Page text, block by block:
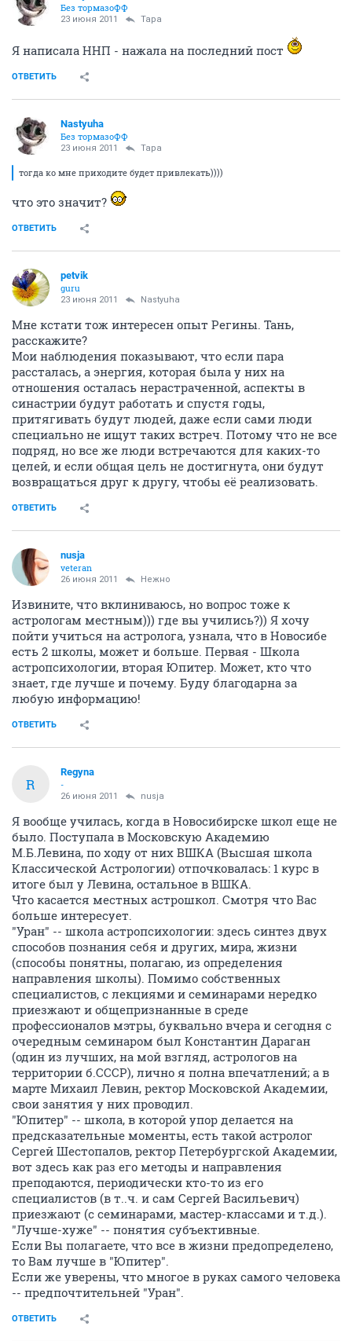
Без тормазоФФ
23 июня 2011 Тара
Я написала ННП - нажала на последний пост
ОТВЕТИТЬ
Nastyuha
Без тормазоФФ
23 июня 2011 Тара
тогда ко мне приходите будет привлекать))))
что это значит?
ОТВЕТИТЬ
petvik
guru
23 июня 2011 Nastyuha
Мне кстати тож интересен опыт Регины. Тань,
расскажите?
Мои наблюдения показывают, что если пара
рассталась, а энергия, которая была у них на
отношения осталась нерастраченной, аспекты в
синастрии будут работать и спустя годы,
притягивать будут людей, даже если сами люди
специально не ищут таких встреч. Потому что не все
подряд, но все же люди встречаются для каких-то
целей, и если общая цель не достигнута, они будут
возвращаться друг к другу, чтобы её реализовать.
ОТВЕТИТЬ
nusja
veteran
26 июня 2011 Нежно
Извините, что вклиниваюсь, но вопрос тоже к
астрологам местным))) где вы учились?)) Я хочу
пойти учиться на астролога, узнала, что в Новосибе
есть 2 школы, может и больше. Первая - Школа
астропсихологии, вторая Юпитер. Может, кто что
знает, где лучше и почему. Буду благодарна за
любую информацию!
ОТВЕТИТЬ
R
Regyna
-
26 июня 2011 nusja
Я вообще училась, когда в Новосибирске школ еще не
было. Поступала в Московскую Академию
М.Б.Левина, по ходу от них ВШКА (Высшая школа
Классической Астрологии) отпочковалась: 1 курс в
итоге был у Левина, остальное в ВШКА.
Что касается местных астрошкол. Смотря что Вас
больше интересует.
"Уран" -- школа астропсихологии: здесь синтез двух
способов познания себя и других, мира, жизни
(способы понятны, полагаю, из определения
направления школы). Помимо собственных
специалистов, с лекциями и семинарами нередко
приезжают и общепризнанные в среде
профессионалов мэтры, буквально вчера и сегодня с
очередным семинаром был Константин Дараган
(один из лучших, на мой взгляд, астрологов на
территории б.СССР), лично я полна впечатлений; а в
марте Михаил Левин, ректор Московской Академии,
свои занятия у них проводил.
"Юпитер" -- школа, в которой упор делается на
предсказательные моменты, есть такой астролог
Сергей Шестопалов, ректор Петербургской Академии,
вот здесь как раз его методы и направления
преподаются, периодически кто-то из его
специалистов (в т..ч. и сам Сергей Васильевич)
приезжают (с семинарами, мастер-классами и т.д.).
"Лучше-хуже" -- понятия субъективные.
Если Вы полагаете, что все в жизни предопределено,
то Вам лучше в "Юпитер".
Если же уверены, что многое в руках самого человека
-- предпочтительней "Уран".
ОТВЕТИТЬ